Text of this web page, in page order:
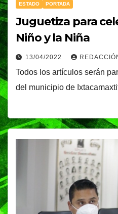
ESTADO PORTADA
Juguetiza para
Niño y la Niña
13/04/2022
Todos los artículos serán
del municipio de